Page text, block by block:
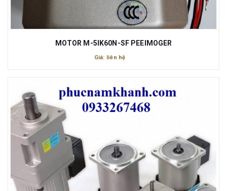
MOTOR M-5IK60N-SF PEEIMOGER
Giá: liên hệ